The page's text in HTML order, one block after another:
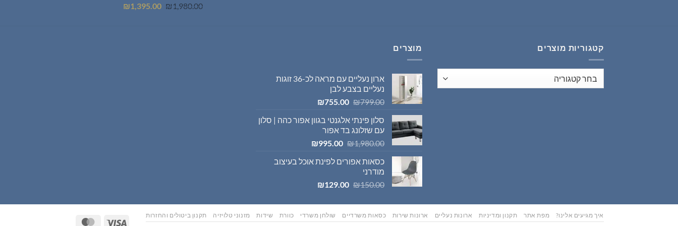
₪ 1,980.00
המחיר
₪1,395.00
המחיר
קטגוריות מוצרים
מוצרים
ארון נעליים עם מראה לכ-36 זוגות
נעליים בצבע לבן
₪799.00
המחיר
היה:
₪799.00.
₪755.00
המחיר
הוא:
סלון פינתי אלגנטי בגוון אפור כהה | סלון
עם שזלונג בד אפור
₪1,980.00
המחיר
היה:
₪995.00
המחיר
הוא:
כסאות אפורים לפינת אוכל בעיצוב
מודרני
₪150.00
המחיר
היה:
₪150.00.
₪129.00
המחיר
הוא:
₪129.00.
Visa
איך מגיעים אלינו? מפת אתר תקנון ומדיניות ארונות נעליים ארונות שירות כסאות משרדיים שולחן משרדי כוורת שידות מזנוני טלויזיה תקנון ביטולים והחזרות